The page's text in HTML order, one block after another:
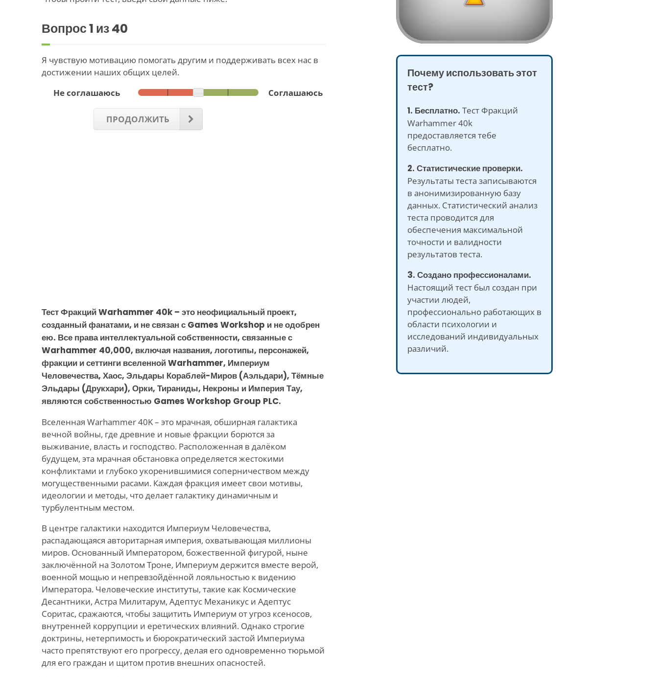
Вопрос1 из 40
Я чувствую мотивацию помогать другим и поддерживать всех нас в
достижении наших общих целей.
Не соглашаюсь
Соглашаюсь
ПРОДОЛЖИТЬ
Тест Фракций Warhammer 40k – это неофициальный проект,
созданный фанатами, и не связан с Games Workshop и не одобрен
ею. Все права интеллектуальной собственности, связанные с
Warhammer 40,000, включая названия, логотипы, персонажей,
фракции и сеттинги вселенной Warhammer, Империум
Человечества, Хаос, Эльдары Кораблей-Миров (Аэльдари), Тёмные
Эльдары (Друкхари), Орки, Тираниды, Некроны и Империя Тау,
являются собственностью Games Workshop Group PLC.
Вселенная Warhammer 40K – это мрачная, обширная галактика
вечной войны, где древние и новые фракции борются за
выживание, власть и господство. Расположенная в далёком
будущем, эта мрачная обстановка определяется жестокими
конфликтами и глубоко укоренившимися соперничеством между
могущественными расами. Каждая фракция имеет свои мотивы,
идеологии и методы, что делает галактику динамичным и
турбулентным местом.
В центре галактики находится Империум Человечества,
распадающаяся авторитарная империя, охватывающая миллионы
миров. Основанный Императором, божественной фигурой, ныне
заключённой на Золотом Троне, Империум держится вместе верой,
военной мощью и непревзойдённой лояльностью к видению
Императора. Человеческие институты, такие как Космические
Десантники, Астра Милитарум, Адептус Механикус и Адептус
Соритас, сражаются, чтобы защитить Империум от угроз ксеносов,
внутренней коррупции и еретических влияний. Однако строгие
доктрины, нетерпимость и бюрократический застой Империума
часто препятствуют его прогрессу, делая его одновременно тюрьмой
для его граждан и щитом против внешних опасностей.
Почему использовать этот
тест?
1. Бесплатно. Тест Фракций
Warhammer 40k
предоставляется тебе
бесплатно.
2. Статистические проверки.
Результаты теста записываются
в анонимизированную базу
данных. Статистический анализ
теста проводится для
обеспечения максимальной
точности и валидности
результатов теста.
3. Создано профессионалами.
Настоящий тест был создан при
участии людей,
профессионально работающих в
области психологии и
исследований индивидуальных
различий.